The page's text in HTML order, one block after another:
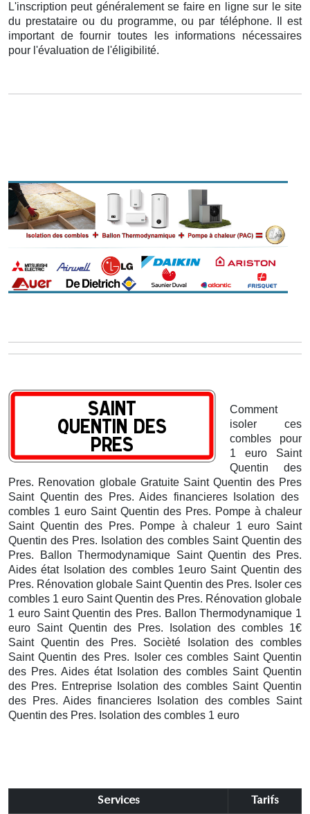
L'inscription peut généralement se faire en ligne sur le site
du prestataire ou du programme, ou par téléphone. Il est
important de fournir toutes les informations nécessaires
pour l'évaluation de l'éligibilité.
Comment
isoler ces
combles pour
1 euro Saint
Quentin des
Pres. Renovation globale Gratuite Saint Quentin des Pres
Saint Quentin des Pres. Aides financieres Isolation des
combles 1 euro Saint Quentin des Pres. Pompe à chaleur
Saint Quentin des Pres. Pompe à chaleur 1 euro Saint
Quentin des Pres. Isolation des combles Saint Quentin des
Pres. Ballon Thermodynamique Saint Quentin des Pres.
Aides état Isolation des combles 1euro Saint Quentin des
Pres. Rénovation globale Saint Quentin des Pres. Isoler ces
combles 1 euro Saint Quentin des Pres. Rénovation globale
1 euro Saint Quentin des Pres. Ballon Thermodynamique 1
euro Saint Quentin des Pres. Isolation des combles 1€
Saint Quentin des Pres. Socièté Isolation des combles
Saint Quentin des Pres. Isoler ces combles Saint Quentin
des Pres. Aides état Isolation des combles Saint Quentin
des Pres. Entreprise Isolation des combles Saint Quentin
des Pres. Aides financieres Isolation des combles Saint
Quentin des Pres. Isolation des combles 1 euro
Services Tarifs